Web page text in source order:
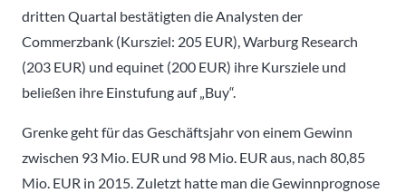
dritten Quartal bestätigten die Analysten der
Commerzbank (Kursziel: 205 EUR), Warburg Research
(203 EUR) und equinet (200 EUR) ihre Kursziele und
beließen ihre Einstufung auf „Buy“.
Grenke geht für das Geschäftsjahr von einem Gewinn
zwischen 93 Mio. EUR und 98 Mio. EUR aus, nach 80,85
Mio. EUR in 2015. Zuletzt hatte man die Gewinnprognose